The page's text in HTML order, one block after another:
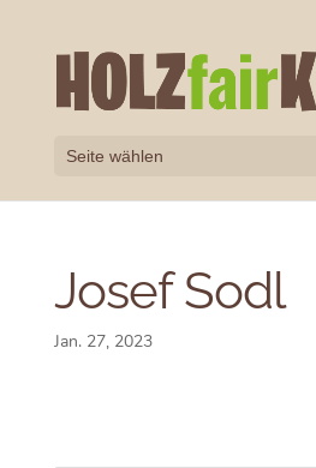
Seite wählen
Josef Sodl
Jan. 27, 2023